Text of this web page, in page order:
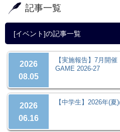
記事一覧
[イベント]の記事一覧
2026
08.05
【実施報告】7月開
GAME 2026-27
2026
06.16
【中学生】2026年(夏